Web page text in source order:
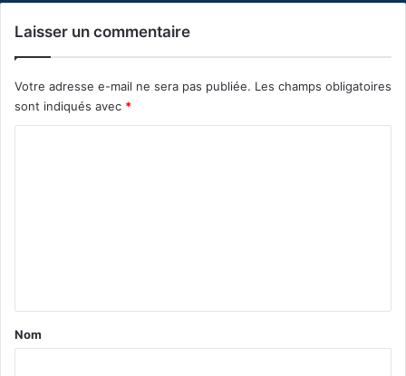
Laisser un commentaire
Votre adresse e-mail ne sera pas publiée. Les champs obligatoires
sont indiqués avec *
a
Nom